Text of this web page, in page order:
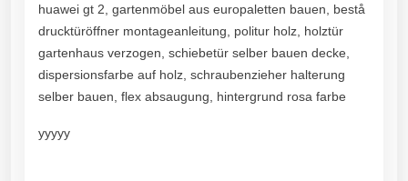
huawei gt 2, gartenmöbel aus europaletten bauen, bestå
drucktüröffner montageanleitung, politur holz, holztür
gartenhaus verzogen, schiebetür selber bauen decke,
dispersionsfarbe auf holz, schraubenzieher halterung
selber bauen, flex absaugung, hintergrund rosa farbe
yyyyy